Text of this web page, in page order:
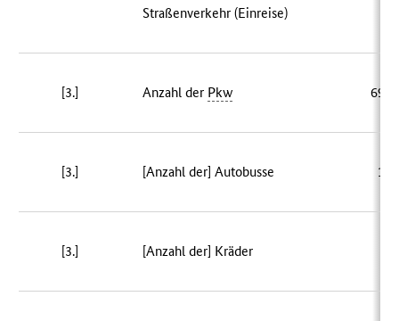
Straßenverkehr (Einreise)
[3.] Anzahl der Pkw 690
[3.] [Anzahl der] Autobusse 17
[3.] [Anzahl der] Kräder